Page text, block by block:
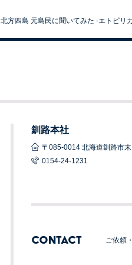
北方四島 元島民に聞いてみた -エトピリ
釧路本社
〒085-0014 北海道釧路市
0154-24-1231
CONTACT ご依頼